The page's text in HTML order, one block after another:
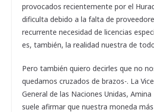
provocados recientemente por el
dificulta debido a la falta de
recurrente necesidad de licencias
es, también, la realidad nuestra de
Pero también quiero decirles que no
quedamos cruzados de brazos-. La
General de las Naciones Unidas,
suele afirmar que nuestra moneda